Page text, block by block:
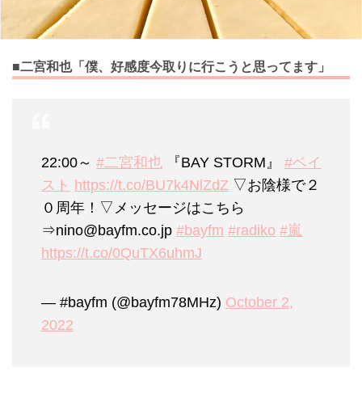
■二宮和也「僕、好感度今取りに行こうと思ってます」
22:00～ #二宮和也 『BAY STORM』 #ベイ
スト https://t.co/BU7k4NlZdZ ▽お陰様で２
０周年！▽メッセージはこちら
⇒nino@bayfm.co.jp #bayfm #radiko #嵐
https://t.co/0QuTX6uhmJ
— #bayfm (@bayfm78MHz) October 2,
2022